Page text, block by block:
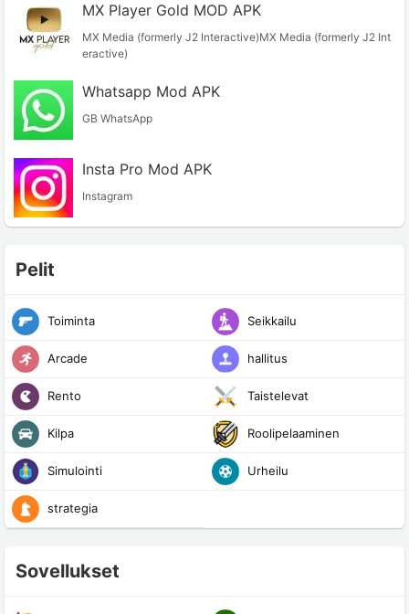
MX Player Gold MOD APK
MX Media (formerly J2 Interactive)MX Media (formerly J2 Int
eractive)
Whatsapp Mod APK
GB WhatsApp
Insta Pro Mod APK
Instagram
Pelit
Toiminta Seikkailu
Arcade hallitus
Rento Taistelevat
Kilpa Roolipelaaminen
Simulointi Urheilu
strategia
Sovellukset